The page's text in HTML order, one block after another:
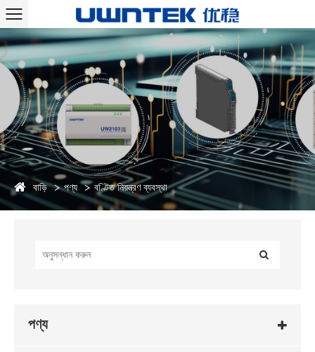
বাড়ি পণ্য বণ্টিত নিয়ন্ত্রণ ব্যবস্থা
পণ্য